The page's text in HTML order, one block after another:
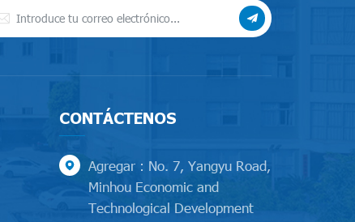
CONTÁCTENOS
Agregar : No. 7, Yangyu Road,
Minhou Economic and
Technological Development